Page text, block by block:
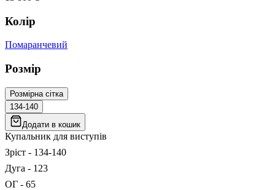
Колір
Помаранчевий
Розмір
Розмірна сітка
134-140
Додати в кошик
Купальник для виступів
Зріст - 134-140
Дуга - 123
ОГ - 65